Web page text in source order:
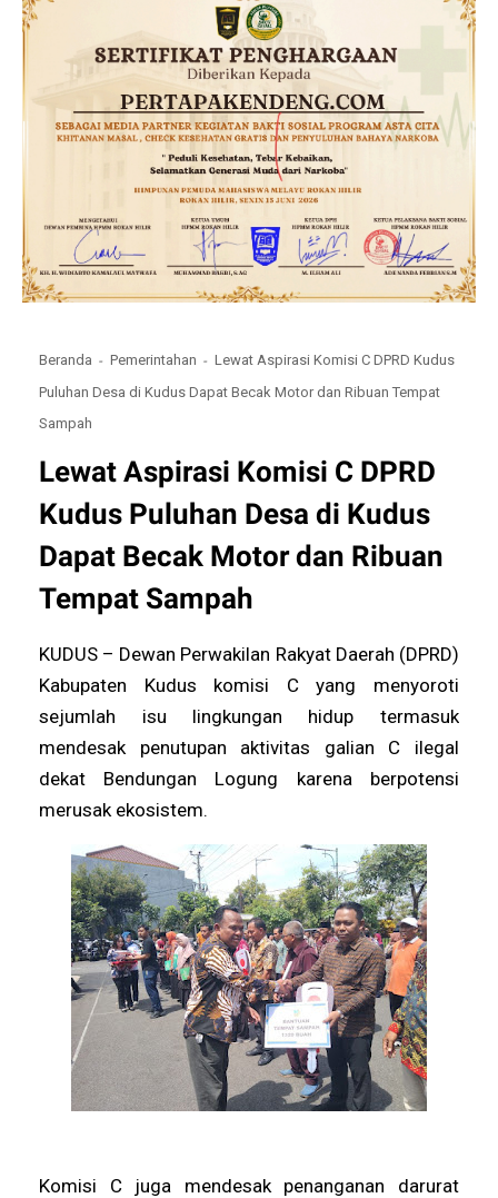
Beranda Pemerintahan
Lewat Aspirasi Komisi C DPRD Kudus
Puluhan Desa di Kudus Dapat Becak Motor dan Ribuan Tempat
Sampah
Lewat Aspirasi Komisi C DPRD
Kudus Puluhan Desa di Kudus
Dapat Becak Motor dan Ribuan
Tempat Sampah
KUDUS – Dewan Perwakilan Rakyat Daerah (DPRD)
Kabupaten Kudus komisi C yang menyoroti
sejumlah isu lingkungan hidup termasuk
mendesak penutupan aktivitas galian C ilegal
dekat Bendungan Logung karena berpotensi
merusak ekosistem.
Komisi C juga mendesak penanganan darurat